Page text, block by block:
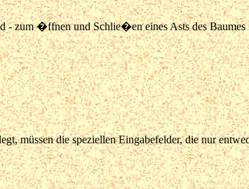
zum �ffnen und Schlie�en eines Asts des Baumes
müssen die speziellen Eingabefelder, die nur